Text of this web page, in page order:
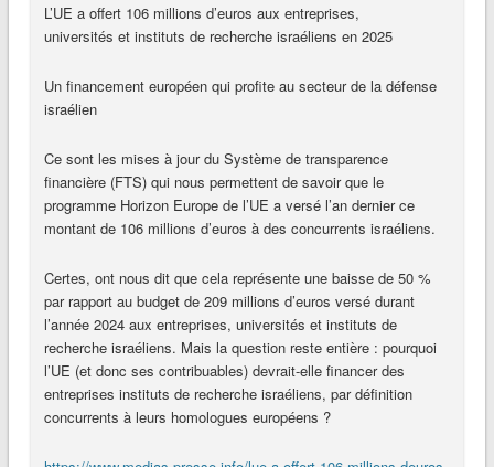
L’UE a offert 106 millions d’euros aux entreprises,
universités et instituts de recherche israéliens en 2025
Un financement européen qui profite au secteur de la défense
israélien
Ce sont les mises à jour du Système de transparence
financière (FTS) qui nous permettent de savoir que le
programme Horizon Europe de l’UE a versé l’an dernier ce
montant de 106 millions d’euros à des concurrents israéliens.
Certes, ont nous dit que cela représente une baisse de 50 %
par rapport au budget de 209 millions d’euros versé durant
l’année 2024 aux entreprises, universités et instituts de
recherche israéliens. Mais la question reste entière : pourquoi
l’UE (et donc ses contribuables) devrait-elle financer des
entreprises instituts de recherche israéliens, par définition
concurrents à leurs homologues européens ?